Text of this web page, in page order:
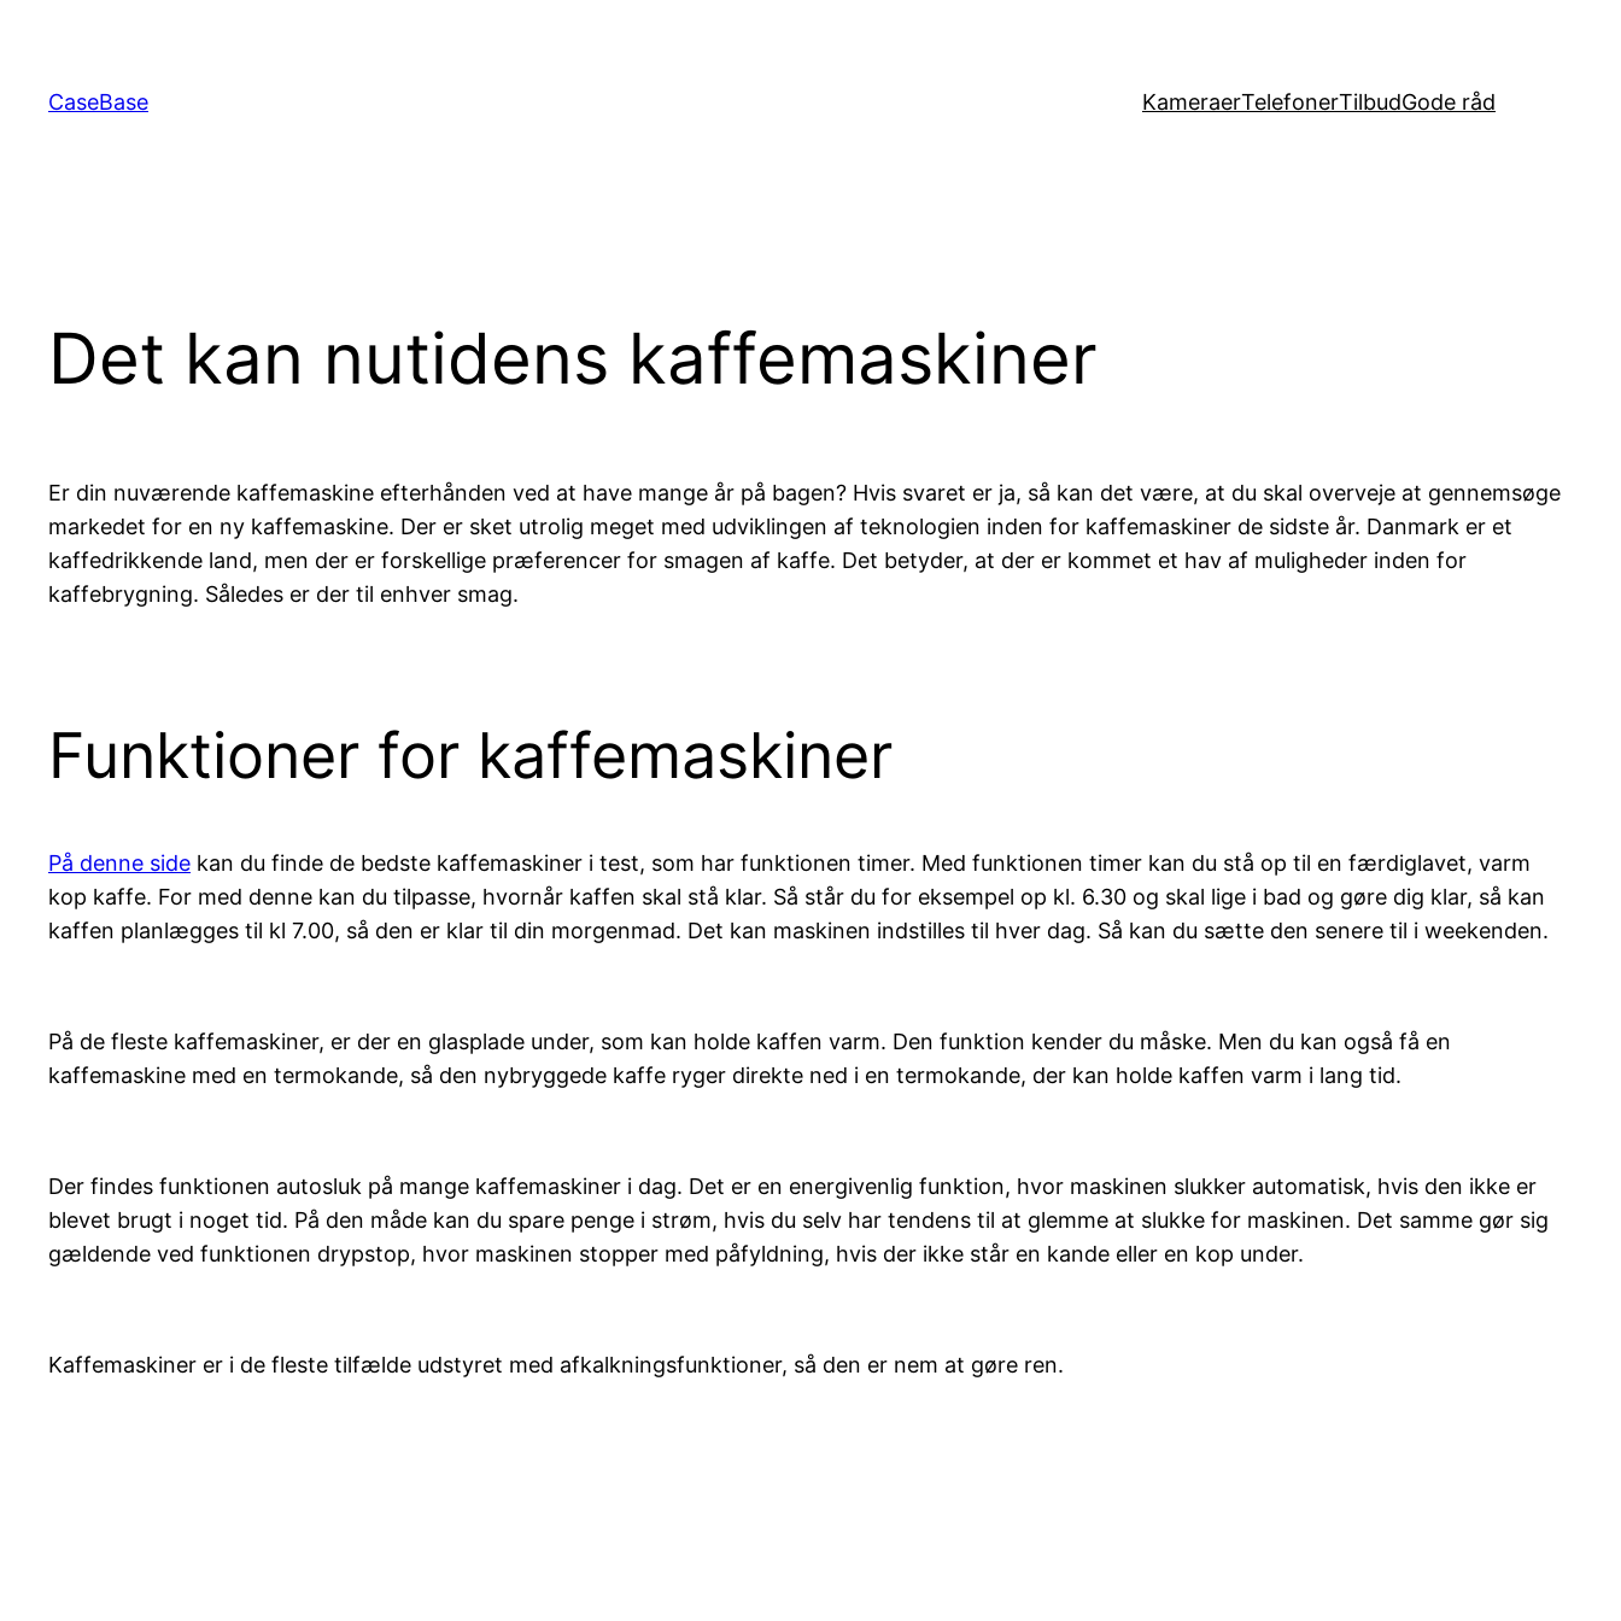
indhold
CaseBase KameraerTelefonerTilbudGode råd
Det kan nutidens kaffemaskiner
Er din nuværende kaffemaskine efterhånden ved at have mange år på bagen? Hvis svaret er ja, så kan det være, at du skal overveje at gennemsøge
markedet for en ny kaffemaskine. Der er sket utrolig meget med udviklingen af teknologien inden for kaffemaskiner de sidste år. Danmark er et
kaffedrikkende land, men der er forskellige præferencer for smagen af kaffe. Det betyder, at der er kommet et hav af muligheder inden for
kaffebrygning. Således er der til enhver smag.
Funktioner for kaffemaskiner
På denne side kan du finde de bedste kaffemaskiner i test, som har funktionen timer. Med funktionen timer kan du stå op til en færdiglavet, varm
kop kaffe. For med denne kan du tilpasse, hvornår kaffen skal stå klar. Så står du for eksempel op kl. 6.30 og skal lige i bad og gøre dig klar, så kan
kaffen planlægges til kl 7.00, så den er klar til din morgenmad. Det kan maskinen indstilles til hver dag. Så kan du sætte den senere til i weekenden.
På de fleste kaffemaskiner, er der en glasplade under, som kan holde kaffen varm. Den funktion kender du måske. Men du kan også få en
kaffemaskine med en termokande, så den nybryggede kaffe ryger direkte ned i en termokande, der kan holde kaffen varm i lang tid.
Der findes funktionen autosluk på mange kaffemaskiner i dag. Det er en energivenlig funktion, hvor maskinen slukker automatisk, hvis den ikke er
blevet brugt i noget tid. På den måde kan du spare penge i strøm, hvis du selv har tendens til at glemme at slukke for maskinen. Det samme gør sig
gældende ved funktionen drypstop, hvor maskinen stopper med påfyldning, hvis der ikke står en kande eller en kop under.
Kaffemaskiner er i de fleste tilfælde udstyret med afkalkningsfunktioner, så den er nem at gøre ren.